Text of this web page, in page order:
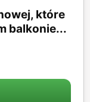
które
balkonie...